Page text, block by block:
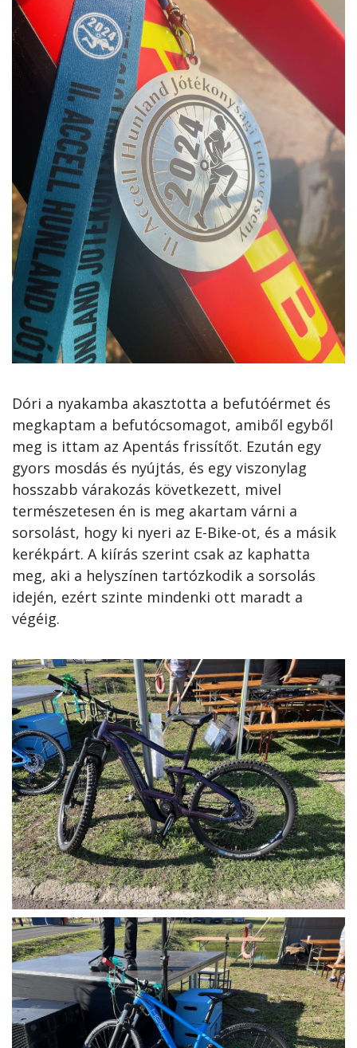
Dóri a nyakamba akasztotta a befutóérmet és
megkaptam a befutócsomagot, amiből egyből
meg is ittam az Apentás frissítőt. Ezután egy
gyors mosdás és nyújtás, és egy viszonylag
hosszabb várakozás következett, mivel
természetesen én is meg akartam várni a
sorsolást, hogy ki nyeri az E-Bike-ot, és a másik
kerékpárt. A kiírás szerint csak az kaphatta
meg, aki a helyszínen tartózkodik a sorsolás
idején, ezért szinte mindenki ott maradt a
végéig.